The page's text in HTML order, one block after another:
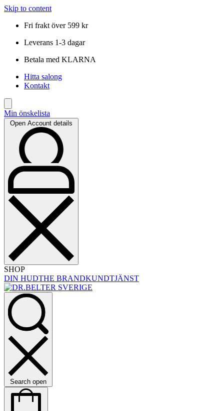
Skip to content
Fri frakt över 599 kr
Leverans 1-3 dagar
Betala med KLARNA
Hitta salong
Kontakt
Min önskelista
Open Account details
SHOP
DIN HUDTHE BRANDKUNDTJÄNST
Search open